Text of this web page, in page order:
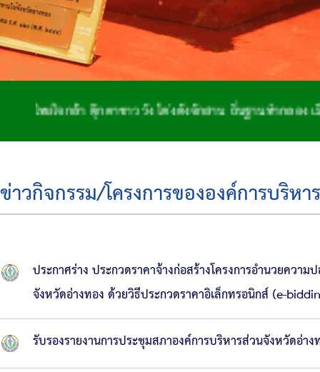
ชาววัง โด่งดังจักสาน ถิ่นฐานทำกลอง เมืองสองพระนอน
ข่าวกิจกรรม/โครงการขององค์การบริห
ประกาศร่าง ประกวดราคาจ้างก่อสร้างโครงการอำนวยคว
จังหวัดอ่างทอง ด้วยวิธีประกวดราคาอิเล็กทรอนิกส์ (e-
รับรองรายงานการประชุมสภาองค์การบริหารส่วนจังหวัด